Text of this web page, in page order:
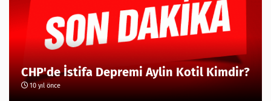
CHP'de İstifa Depremi Aylin Kotil Kimdir?
10 yıl önce